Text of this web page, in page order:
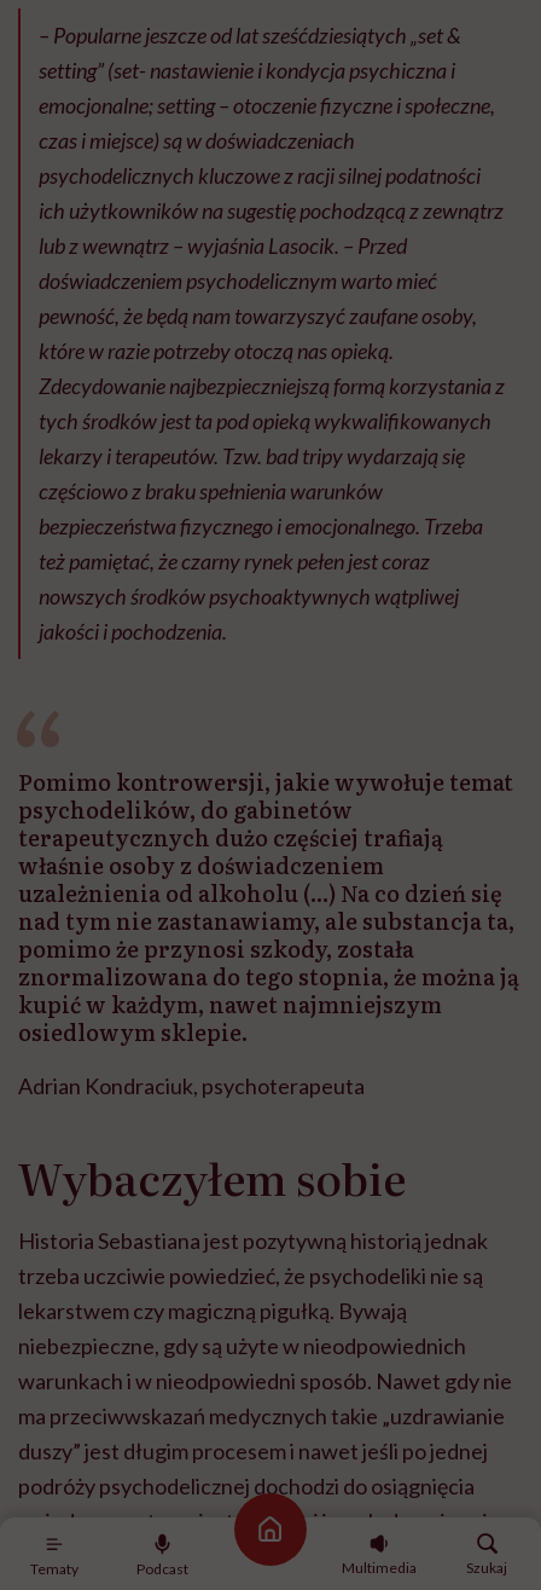
Tematy Podcast
Strona główna
Multimedia
Szukaj
– Popularne jeszcze od lat sześćdziesiątych „set &
setting” (set- nastawienie i kondycja psychiczna i
emocjonalne; setting – otoczenie fizyczne i społeczne,
czas i miejsce) są w doświadczeniach
psychodelicznych kluczowe z racji silnej podatności
ich użytkowników na sugestię pochodzącą z zewnątrz
lub z wewnątrz – wyjaśnia Lasocik. – Przed
doświadczeniem psychodelicznym warto mieć
pewność, że będą nam towarzyszyć zaufane osoby,
które w razie potrzeby otoczą nas opieką.
Zdecydowanie najbezpieczniejszą formą korzystania z
tych środków jest ta pod opieką wykwalifikowanych
lekarzy i terapeutów. Tzw. bad tripy wydarzają się
częściowo z braku spełnienia warunków
bezpieczeństwa fizycznego i emocjonalnego. Trzeba
też pamiętać, że czarny rynek pełen jest coraz
nowszych środków psychoaktywnych wątpliwej
jakości i pochodzenia.
Pomimo kontrowersji, jakie wywołuje temat
psychodelików, do gabinetów
terapeutycznych dużo częściej trafiają
właśnie osoby z doświadczeniem
uzależnienia od alkoholu (...) Na co dzień się
nad tym nie zastanawiamy, ale substancja ta,
pomimo że przynosi szkody, została
znormalizowana do tego stopnia, że można ją
kupić w każdym, nawet najmniejszym
osiedlowym sklepie.
Adrian Kondraciuk, psychoterapeuta
Wybaczyłem sobie
Historia Sebastiana jest pozytywną historią jednak
trzeba uczciwie powiedzieć, że psychodeliki nie są
lekarstwem czy magiczną pigułką. Bywają
niebezpieczne, gdy są użyte w nieodpowiednich
warunkach i w nieodpowiedni sposób. Nawet gdy nie
ma przeciwwskazań medycznych takie „uzdrawianie
duszy” jest długim procesem i nawet jeśli po jednej
podróży psychodelicznej dochodzi do osiągnięcia
pożądanego stanu, jest to raczej impuls do zmiany i
dalszej pracy nad sobą.